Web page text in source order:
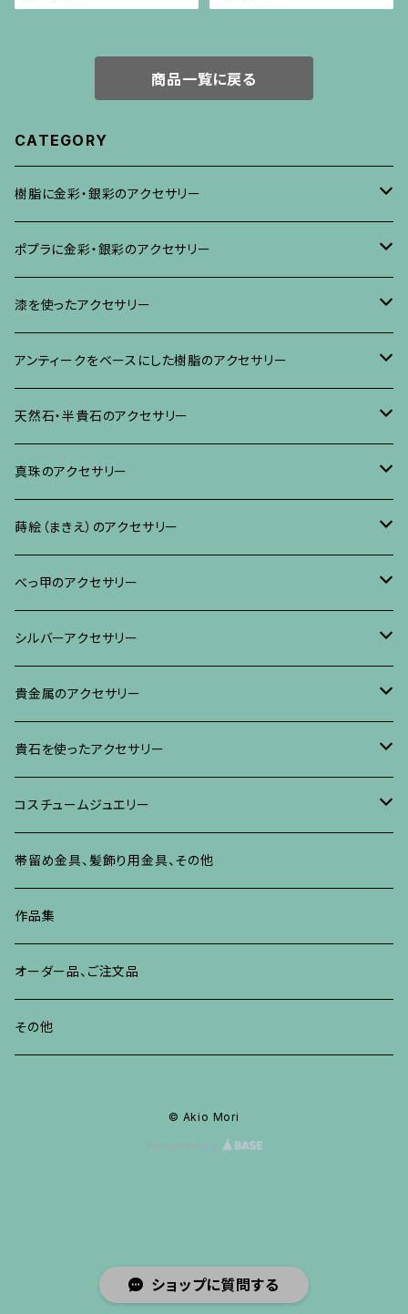
ショップに質問する
商品一覧に戻る
CATEGORY
樹脂に金彩・銀彩のアクセサリー
ブローチ
イヤリング・ピアス
ネックレス、その他
ポプラに金彩・銀彩のアクセサリー
ブローチ
イヤリング、ピアス
ネックレス、ペンダント
ブレスレット、バングル、その他
漆を使ったアクセサリー
ブローチ
イヤリング・ピアス
ネックレス・ペンダント
リング
ブレスレット・バングル、その他
アンティークをベースにした樹脂のアクセサリー
ブローチ
イヤリング・ピアス
ネックレス、ペンダント
ブレスレット、その他
天然石・半貴石のアクセサリー
ブローチ
イヤリング・ピアス
ネックレス、ペンダント
リング
ブレスレット、その他
真珠のアクセサリー
ブローチ
イヤリング・ピアス
ネックレス、ペンダント
リング
ブレスレット、その他
蒔絵（まきえ）のアクセサリー
べっ甲に蒔絵のアクセサリー
ブローチ
イヤリング・ピアス
真珠に蒔絵のアクセサリー
ブローチ
イヤリング、ピアス
水晶に蒔絵のアクセサリー
ブローチ
イヤリング、ピアス
朴の木やポプラに蒔絵のアクセサリー
ブローチ
イヤリング・ピアス
その他の蒔絵のアクセサリー
べっ甲のアクセサリー
ブローチ
イヤリング、ピアス
ネックレス、ペンダント
リング
ブレスレット、バングル、その他
シルバーアクセサリー
ブローチ
イヤリング、ピアス
ネックレス、ペンダント
リング
ブレスレット、バングル、その他
貴金属のアクセサリー
ブローチ
イヤリング、ピアス
ネックレス、ペンダント
ブレスレット、その他
リング
貴石を使ったアクセサリー
ブローチ
イヤリング、ピアス
ネックレス、ペンダント
リング
ブレスレット、バングル
コスチュームジュエリー
ブローチ
イヤリング、ピアス
ネックレス、ペンダント
リング
帯留め金具、髪飾り用金具、その他
作品集
オーダー品、ご注文品
その他
© Akio Mori
Powered by